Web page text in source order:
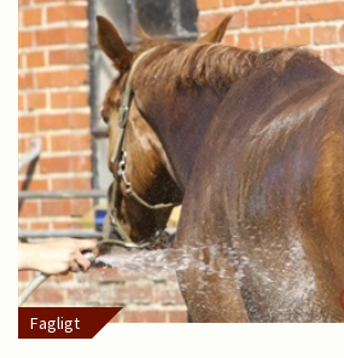
Fagligt